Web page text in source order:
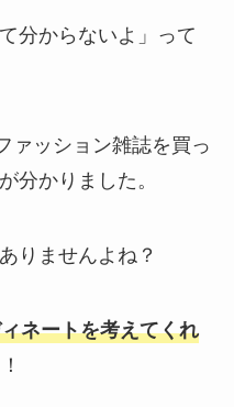
分からないよ」って
ァッション雑誌を買っ
分かりました。
りませんよね？
ネートを考えてくれ